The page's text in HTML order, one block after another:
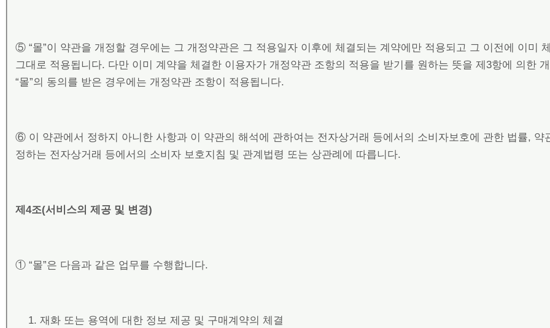
⑤ “몰”이 약관을 개정할 경우에는 그 개정약관은 그 적용일자 이후에 체결되는 계약에만 적용되고 그 이전에 이미
그대로 적용됩니다. 다만 이미 계약을 체결한 이용자가 개정약관 조항의 적용을 받기를 원하는 뜻을 제3항에 의한
“몰”의 동의를 받은 경우에는 개정약관 조항이 적용됩니다.
⑥ 이 약관에서 정하지 아니한 사항과 이 약관의 해석에 관하여는 전자상거래 등에서의 소비자보호에 관한 법률, 약
정하는 전자상거래 등에서의 소비자 보호지침 및 관계법령 또는 상관례에 따릅니다.
제 4조(서비스의 제공 및 변경)
① “몰”은 다음과 같은 업무를 수행합니다.
재화 또는 용역에 대한 정보 제공 및 구매계약의 체결